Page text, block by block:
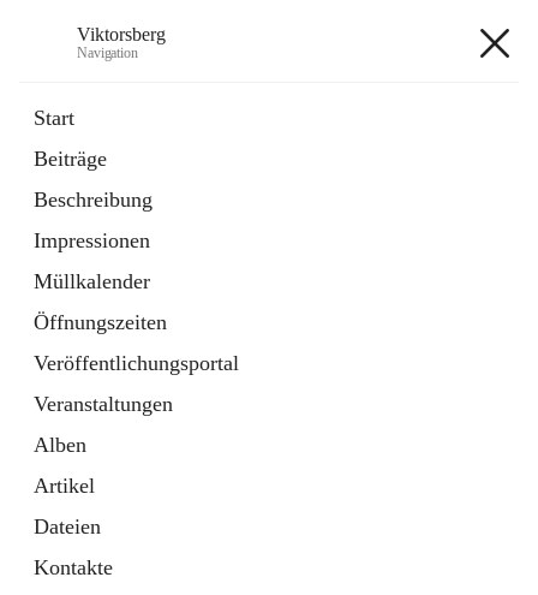
Viktorsberg
Navigation
Start
Beiträge
Beschreibung
Impressionen
Müllkalender
Öffnungszeiten
Veröffentlichungsportal
Veranstaltungen
Alben
Artikel
Dateien
Kontakte
1 Schnellzugriff
Bürgerservice
10 Schnellzugriffe